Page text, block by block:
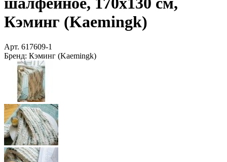
Кэминг (Kaemingk)
Арт. 617609-1
Бренд: Кэминг (Kaemingk)